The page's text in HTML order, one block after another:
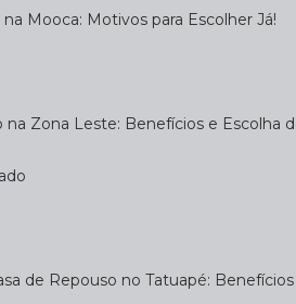
na Mooca: Motivos para Escolher Já!
na Zona Leste: Benefícios e Escolha
de Repouso no Tatuapé: